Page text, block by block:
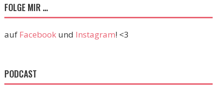
FOLGE MIR …
auf Facebookund Instagram! <3
PODCAST